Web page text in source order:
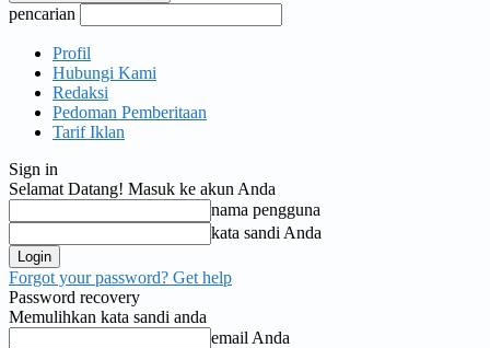
pencarian
Profil
Hubungi Kami
Redaksi
Pedoman Pemberitaan
Tarif Iklan
Sign in
Selamat Datang! Masuk ke akun Anda
nama pengguna
kata sandi Anda
Forgot your password? Get help
Password recovery
Memulihkan kata sandi anda
email Anda